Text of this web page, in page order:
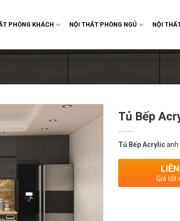
PHÒNG KHÁCH NỘI THẤT PHÒNG NGỦ NỘI
Tủ Bếp
Tủ Bếp Acrylicanh
Giá tốt